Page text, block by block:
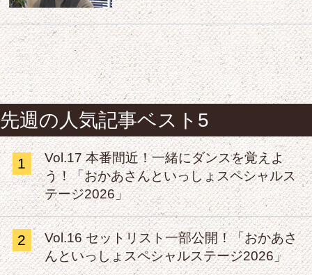
先週の人気記事ベスト5
1
Vol.17 本番間近！一緒にダンスを覚えよ
う！「おかあさんといっしょスペシャルス
テージ2026」
2
Vol.16 セットリスト一部公開！「おかあさ
んといっしょスペシャルステージ2026」